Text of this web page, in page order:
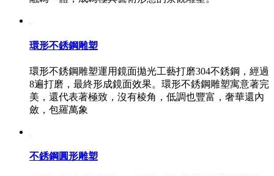
環形不銹鋼雕塑
環形不銹鋼雕塑運用鏡面拋光工藝打磨304不銹鋼，經過
8遍打磨，最終形成鏡面效果。環形不銹鋼雕塑寓意著完
美，還代表著極致，沒有棱角，低調也豐富，奢華還內
斂，包羅萬象
不銹鋼圓形雕塑